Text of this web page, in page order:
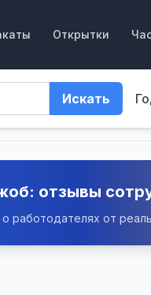
Открытки
Искать
отзывы
работодателях от